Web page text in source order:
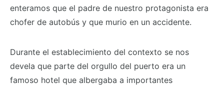
enteramos que el padre de nuestro protagonista era
chofer de autobús y que murio en un accidente.
Durante el establecimiento del contexto se nos
devela que parte del orgullo del puerto era un
famoso hotel que albergaba a importantes